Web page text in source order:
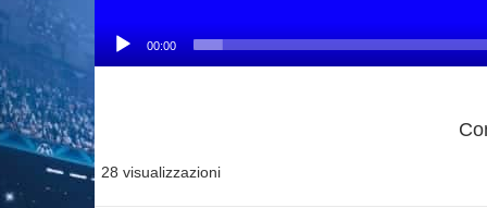
00:00
28 visualizzazioni